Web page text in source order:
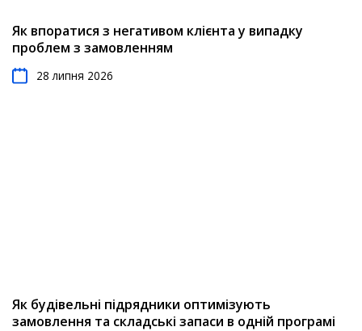
Як впоратися з негативом клієнта у випадку
проблем з замовленням
28 липня 2026
Як будівельні підрядники оптимізують
замовлення та складські запаси в одній програмі